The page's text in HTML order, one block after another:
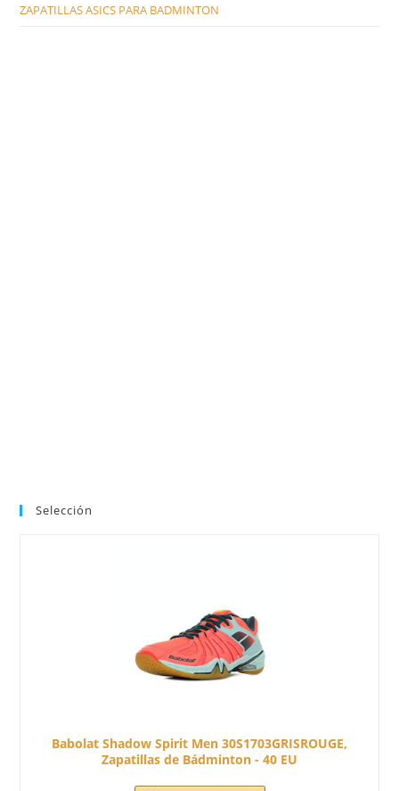
ZAPATILLAS ASICS PARA BADMINTON
Selección
Babolat Shadow Spirit Men 30S1703GRISROUGE,
Zapatillas de Bádminton - 40 EU